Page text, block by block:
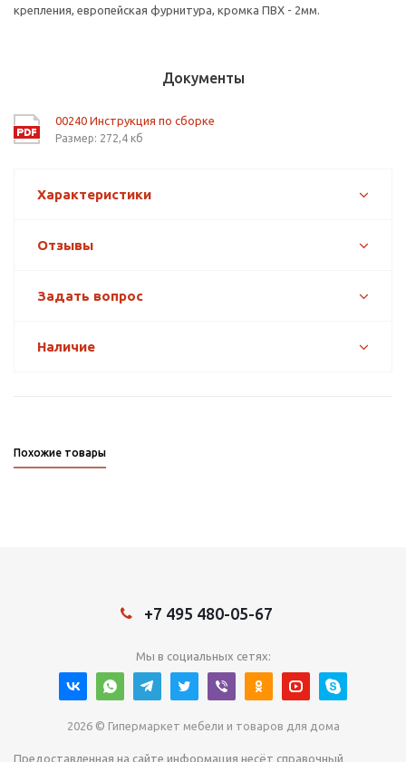
крепления, европейская фурнитура, кромка ПВХ - 2мм.
Документы
00240 Инструкция по сборке
Размер: 272,4 кб
Характеристики
Отзывы
Задать вопрос
Наличие
Похожие товары
+7 495 480-05-67
Мы в социальных сетях:
2026 © Гипермаркет мебели и товаров для дома
Предоставленная на сайте информация несёт справочный